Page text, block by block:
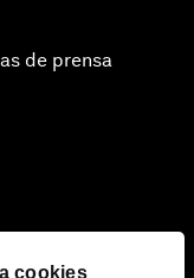
cookies
de prensa